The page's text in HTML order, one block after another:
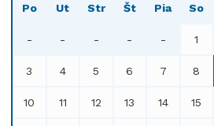
Po Ut Str Št Pia So
- - - - - 1
3 4 5 6 7 8
10 11 12 13 14 15